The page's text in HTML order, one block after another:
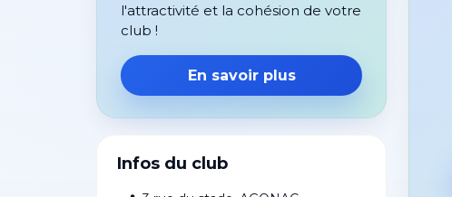
l'attractivité et la cohésion de votre
club !
En savoir plus
Infos du club